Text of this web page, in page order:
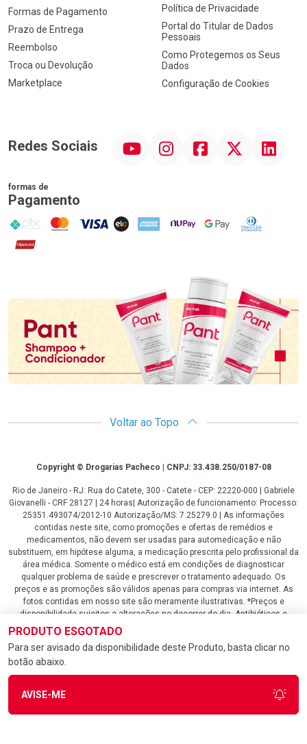
PRODUTO ESGOTADO
Para ser avisado da disponibilidade deste Produto, basta clicar no
botão abaixo.
AVISE-ME
Formas de Pagamento
Prazo de Entrega
Reembolso
Troca ou Devolução
Marketplace
Política de Privacidade
Portal do Titular de Dados
Pessoais
Como Protegemos os Seus
Dados
Configuração de Cookies
Redes Sociais InstagramFacebook Linkedin
formas de
Pagamento
PIX MasterCard
VISA ELO AMEX NuPay Google PayDiners Club
Hipercard
Promoção em Destaque
Voltar ao Topo
CopyrightCopyright © Drogarias Pacheco | CNPJ: 33.438.250/0187-08
Rio de Janeiro - RJ: Rua do Catete, 300 - Catete - CEP: 22220-000 | Gabriele
Giovanelli - CRF 28127 | 24 horas| Autorização de funcionamento: Processo:
25351.493074/2012-10 Autorização/MS: 7.25279.0 | As informações
contidas neste site, como promoções e ofertas de remédios e
medicamentos, não devem ser usadas para automedicação e não
substituem, em hipótese alguma, a medicação prescrita pelo profissional da
área médica. Somente o médico está em condições de diagnosticar
qualquer problema de saúde e prescrever o tratamento adequado. Os
preços e as promoções são válidos apenas para compras via internet. As
fotos contidas em nosso site são meramente ilustrativas. *Preços e
disponibilidade sujeitos a alterações no decorrer do dia. Antibióticos e
antimicrobianos vendas apenas em lojas físicas ou televendas. Portaria nº
344 - 01/02/1999 - Ministério da Saúde. Horário de funcionamento Central
de Vendas e Atendimento ao Cliente 4020 4404 ou 0800 282 10 10 de
LGPD Aceite os Cookies